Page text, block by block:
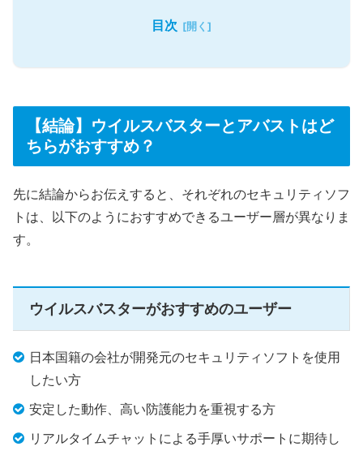
目次
【結論】ウイルスバスターとアバストはど
ちらがおすすめ？
先に結論からお伝えすると、それぞれのセキュリティソフ
トは、以下のようにおすすめできるユーザー層が異なりま
す。
ウイルスバスターがおすすめのユーザー
日本国籍の会社が開発元のセキュリティソフトを使用
したい方
安定した動作、高い防護能力を重視する方
リアルタイムチャットによる手厚いサポートに期待し